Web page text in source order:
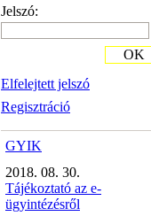
Jelszó:
Elfelejtett jelszó
Regisztráció
OK
GYIK
2018. 08. 30.
Tájékoztató az e-
ügyintézésről